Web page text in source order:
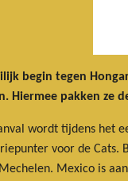
begin tegen
Hiermee pakken ze
wordt tijdens het
voor de Cats.
Mexico is